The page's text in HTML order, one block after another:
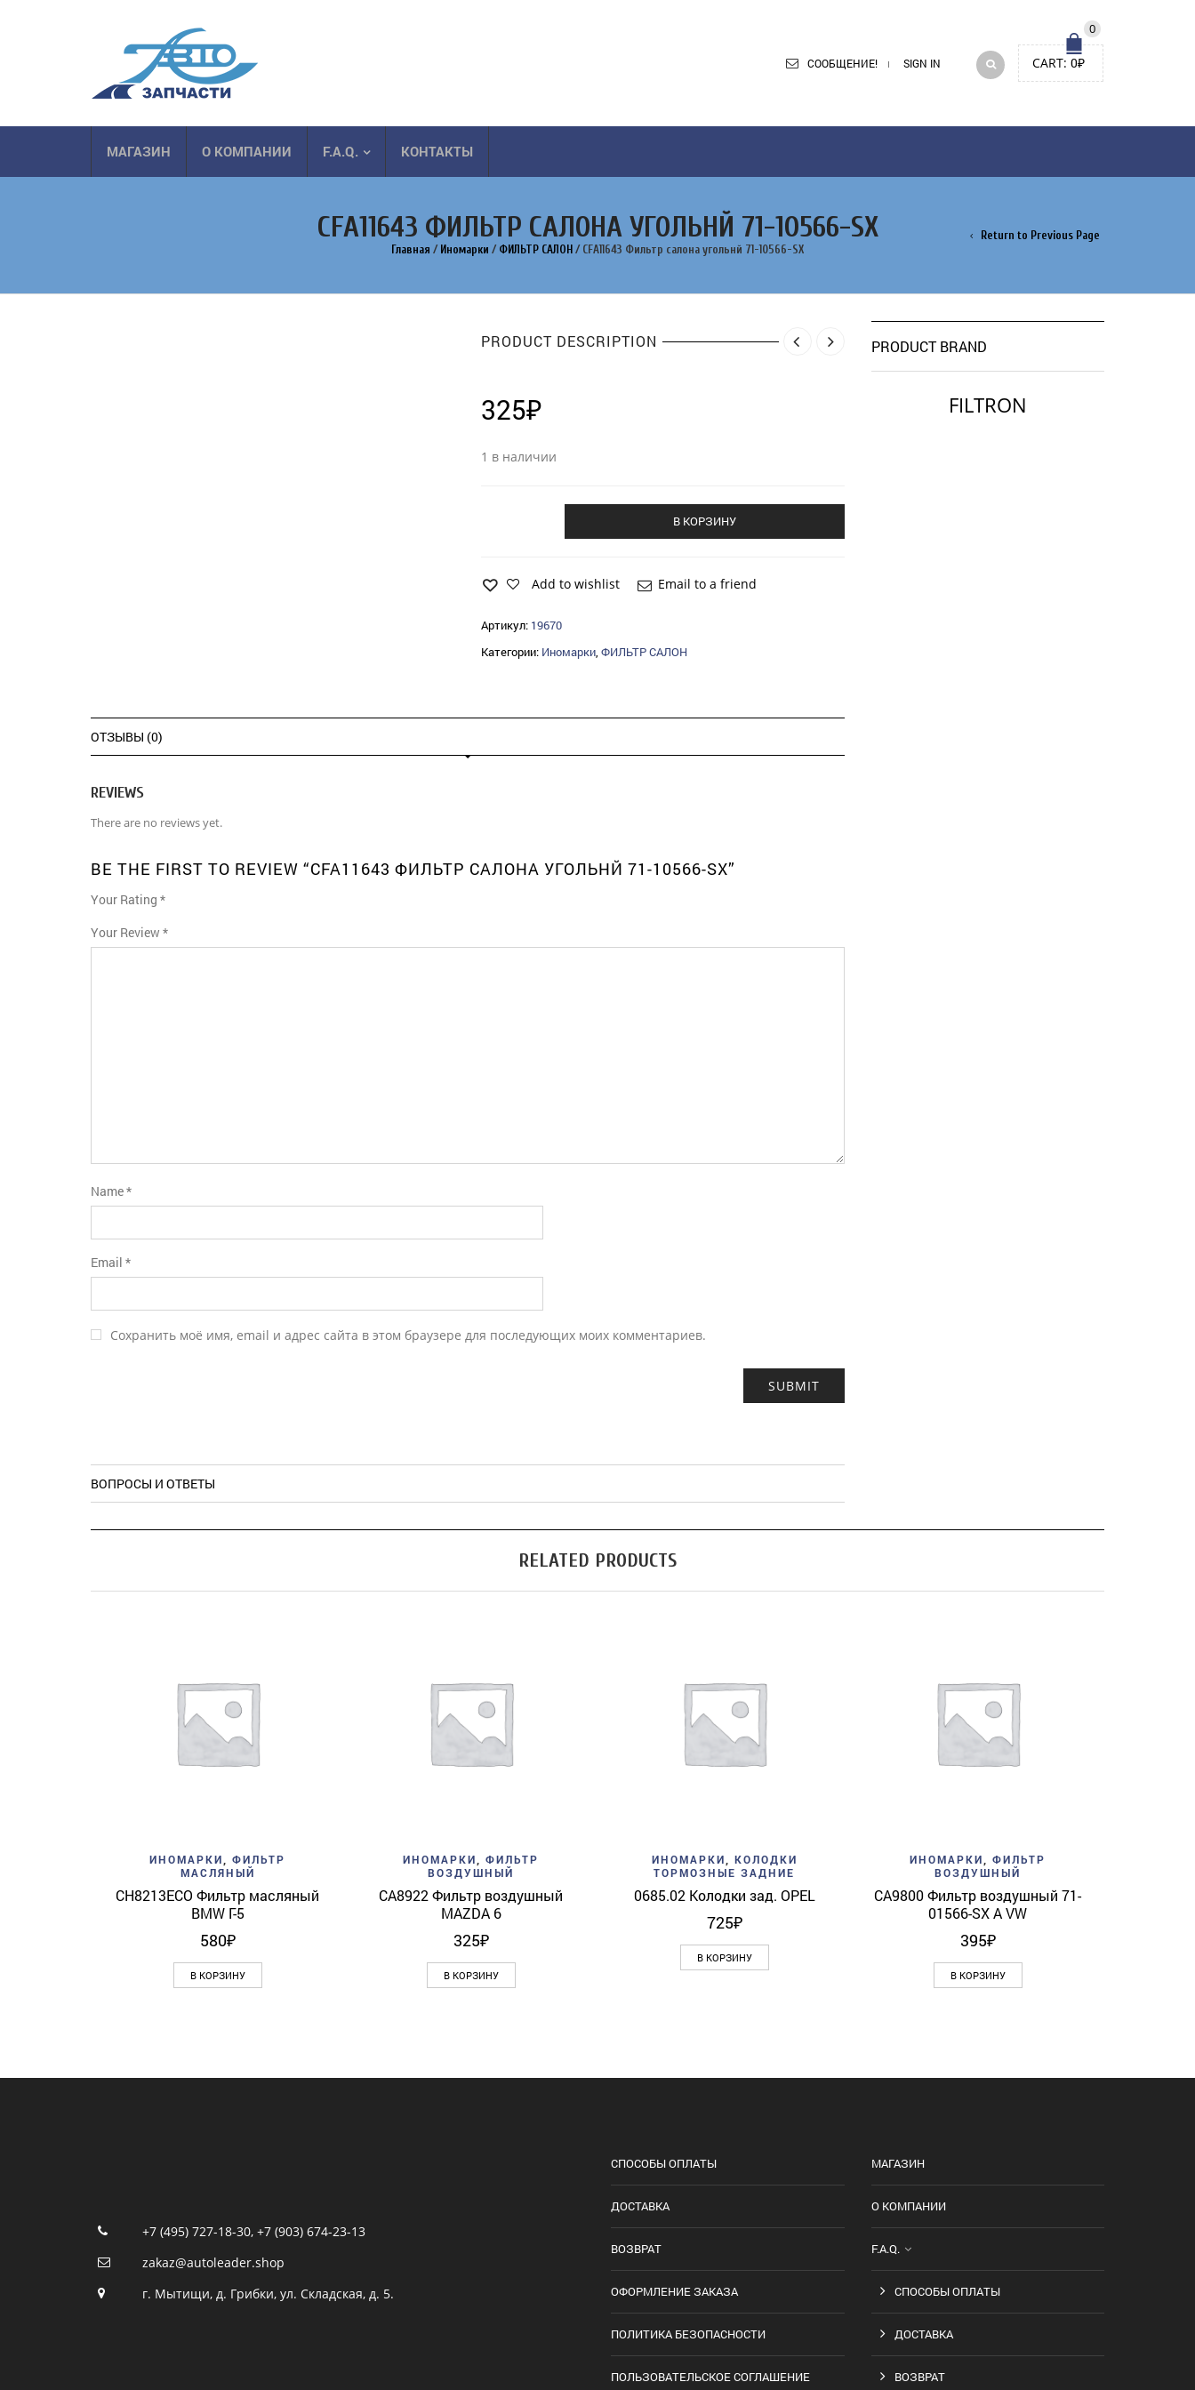
0
CART: 0₽
СООБЩЕНИЕ! SIGN IN
МАГАЗИН О КОМПАНИИ F.A.Q. КОНТАКТЫ
CFA11643 ФИЛЬТР САЛОНА УГОЛЬНЙ 71-10566-SX
Главная / Иномарки / ФИЛЬТР САЛОН / CFA11643 Фильтр салона угольнй 71-10566-SX
Return to Previous Page
PRODUCT DESCRIPTION
325₽
1 в наличии
В КОРЗИНУ
Add to wishlist Email to a friend
Артикул: 19670
Категории: Иномарки, ФИЛЬТР САЛОН
ОТЗЫВЫ (0)
REVIEWS
There are no reviews yet.
BE THE FIRST TO REVIEW “CFA11643 ФИЛЬТР САЛОНА УГОЛЬНЙ 71-10566-SX”
Your Rating *
Your Review *
Name*
Email *
Сохранить моё имя, email и адрес сайта в этом браузере для последующих моих комментариев.
ВОПРОСЫ И ОТВЕТЫ
PRODUCT BRAND
FILTRON
RELATED PRODUCTS
Add to wishlist Quick View
ИНОМАРКИ
ФИЛЬТР
МАСЛЯНЫЙ
CH8213ECO Фильтр масляный
BMW Г-5
580₽
В КОРЗИНУ
Add to wishlist Quick View
ИНОМАРКИ
ФИЛЬТР
ВОЗДУШНЫЙ
CA8922 Фильтр воздушный
MAZDA 6
325₽
В КОРЗИНУ
Add to wishlist Quick View
ИНОМАРКИ
КОЛОДКИ
ТОРМОЗНЫЕ ЗАДНИЕ
0685.02 Колодки зад. OPEL
725₽
В КОРЗИНУ
Add to wishlist Quick View
ИНОМАРКИ
ФИЛЬТР
ВОЗДУШНЫЙ
CA9800 Фильтр воздушный 71-
01566-SX A VW
395₽
В КОРЗИНУ
+7 (495) 727-18-30, +7 (903) 674-23-13
zakaz@autoleader.shop
г. Мытищи, д. Грибки, ул. Складская, д. 5.
СПОСОБЫ ОПЛАТЫ
ДОСТАВКА
ВОЗВРАТ
ОФОРМЛЕНИЕ ЗАКАЗА
ПОЛИТИКА БЕЗОПАСНОСТИ
ПОЛЬЗОВАТЕЛЬСКОЕ СОГЛАШЕНИЕ
МАГАЗИН
О КОМПАНИИ
F.A.Q.
СПОСОБЫ ОПЛАТЫ
ДОСТАВКА
ВОЗВРАТ